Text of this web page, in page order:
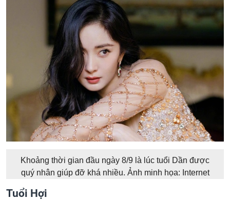
Khoảng thời gian đầu ngày 8/9 là lúc tuổi Dần được
quý nhân giúp đỡ khá nhiều. Ảnh minh họa: Internet
Tuổi Hợi